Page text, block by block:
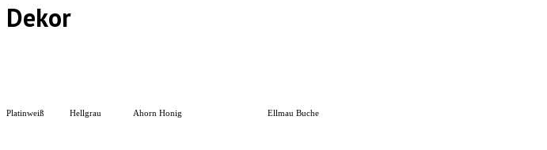
Dekor
Platinweiß Hellgrau Ahorn Honig Ellmau Buche